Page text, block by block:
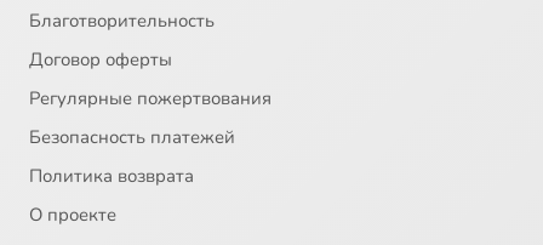
Благотворительность
Договор оферты
Регулярные пожертвования
Безопасность платежей
Политика возврата
О проекте